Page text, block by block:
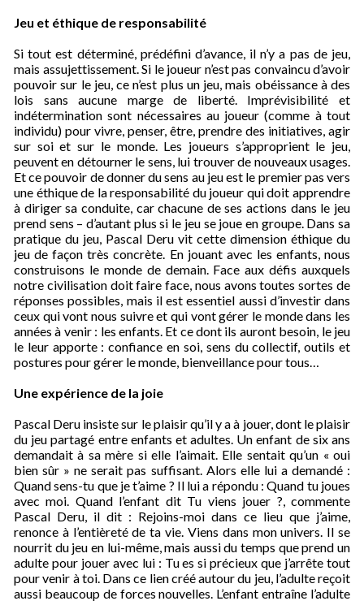
Jeu et éthique de responsabilité
Si tout est déterminé, prédéfini d’avance, il n’y a pas de jeu,
mais assujettissement. Si le joueur n’est pas convaincu d’avoir
pouvoir sur le jeu, ce n’est plus un jeu, mais obéissance à des
lois sans aucune marge de liberté. Imprévisibilité et
indétermination sont nécessaires au joueur (comme à tout
individu) pour vivre, penser, être, prendre des initiatives, agir
sur soi et sur le monde. Les joueurs s’approprient le jeu,
peuvent en détourner le sens, lui trouver de nouveaux usages.
Et ce pouvoir de donner du sens au jeu est le premier pas vers
une éthique de la responsabilité du joueur quidoit apprendre
à diriger sa conduite, car chacune de ses actions dans le jeu
prend sens – d’autant plus si le jeu se joue en groupe. Dans sa
pratique du jeu, Pascal Deru vit cette dimension éthique du
jeu de façon très concrète. En jouant avec les enfants, nous
construisons le monde de demain. Face aux défis auxquels
notre civilisation doit faire face, nous avons toutes sortes de
réponses possibles, mais il est essentiel aussi d’investir dans
ceux qui vont nous suivre et qui vont gérer le monde dans les
années à venir : les enfants.Et ce dont ils auront besoin, le jeu
le leur apporte : confiance en soi, sens du collectif, outils et
postures pour gérer le monde, bienveillance pour tous…
Une expérience de la joie
Pascal Deru insiste sur le plaisir qu’il y a à jouer, dont le plaisir
du jeu partagé entre enfants et adultes. Un enfant de six ans
demandait à sa mère si elle l’aimait. Elle sentait qu’un « oui
bien sûr » ne serait pas suffisant. Alors elle lui a demandé :
Quand sens-tu que je t’aime ? Il lui a répondu :Quand tu joues
avec moi. Quand l’enfant dit Tu viens jouer ?, commente
Pascal Deru, il dit : Rejoins-moi dans ce lieu que j’aime,
renonce à l’entièreté de ta vie. Viens dans mon univers. Il se
nourrit du jeu en lui-même, mais aussi du temps que prend un
adulte pour jouer avec lui : Tu es si précieux que j’arrête tout
pour venir à toi. Dans ce lien créé autour du jeu, l’adulte reçoit
aussi beaucoup de forces nouvelles. L’enfant entraîne l’adulte